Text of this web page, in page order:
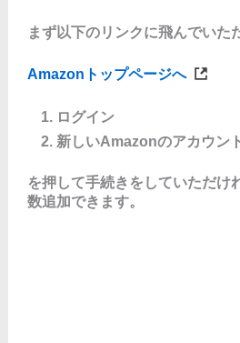
まず以下のリンクに飛んでいた
Amazonトップページへ
ログイン
新しいAmazonのアカウン
を押して手続きをしていただけ
数追加できます。